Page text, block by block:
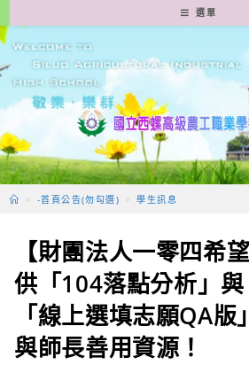
轉
至
要
容
選單
> -首頁公告(勿勾選) > 學生訊息
【財團法人一零四希
供「104落點分析」與
「線上選填志願QA
與師長善用資源！